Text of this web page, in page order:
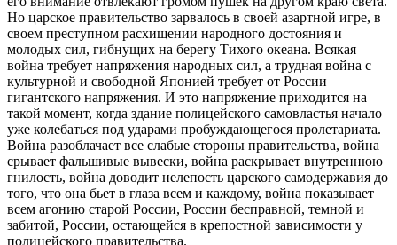
Но царское правительство зарвалось в своей азартной игре, в
своем преступном расхищении народного достояния и
молодых сил, гибнущих на берегу Тихого океана. Всякая
война требует напряжения народных сил, а трудная война с
культурной и свободной Японией требует от России
гигантского напряжения. И это напряжение приходится на
такой момент, когда здание полицейского самовластья начало
уже колебаться под ударами пробуждающегося пролетариата.
Война разоблачает все слабые стороны правительства, война
срывает фальшивые вывески, война раскрывает внутреннюю
гнилость, война доводит нелепость царского самодержавия до
того, что она бьет в глаза всем и каждому, война показывает
всем агонию старой России, России бесправной, темной и
забитой, России, остающейся в крепостной зависимости у
полицейского правительства.